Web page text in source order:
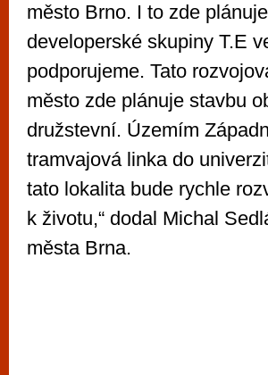
město Brno. I to zde
developerské skupiny T.E
podporujeme. Tato
město zde plánuje stavbu
družstevní. Územím
tramvajová linka do
tato lokalita bude rychle
k životu,“ dodal Michal
města Brna.